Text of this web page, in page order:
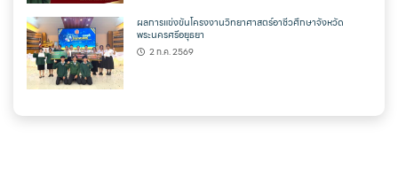
ผลการแข่งขันโครงงานวิทยาศาสตร์อาชีวศึกษาจังหวัด
พระนครศรีอยุธยา
2 ก.ค. 2569